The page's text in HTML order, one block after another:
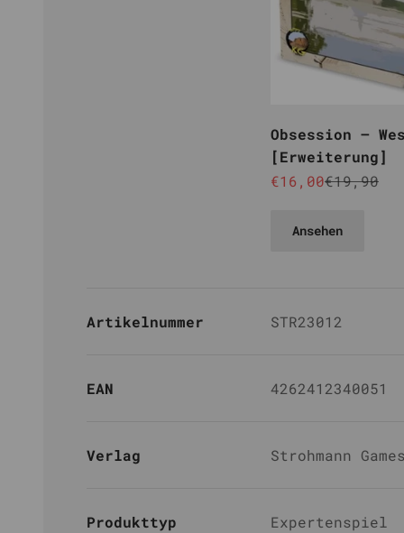
Obsession –
[Erweiterung]
Angebot
€16,00€19,90
Ansehen
Artikelnummer STR23012
EAN 4262412340051
Verlag Strohmann Games
Produkttyp Expertenspiel